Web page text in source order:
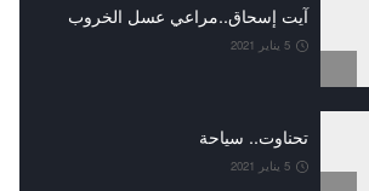
آيت إسحاق..مراعي عسل الخروب
5 يناير 2021
تحناوت.. سياحة
5 يناير 2021